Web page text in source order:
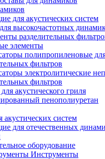
для акустических систем
высокочастотных
разделительных
элементы
полипропиленовые
фильтров
электролитические
фильтров
акустического гриля
пенополиуретан
систем
для отечественных
оборудование
Инструменты